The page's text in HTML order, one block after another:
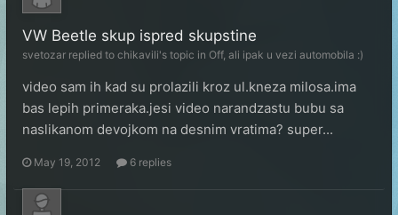
VW Beetle skup ispred skupstine
svetozar replied to chikavili's topic in Off, ali ipak u vezi automobila :)
video sam ih kad su prolazili kroz ul.kneza milosa.ima
bas lepih primeraka.jesi video narandzastu bubu sa
naslikanom devojkom na desnim vratima? super...
May 19, 2012 6 replies